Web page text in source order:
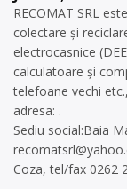
RECOMAT SRL
colectare și
electrocasnice
calculatoare și
telefoane vechi
adresa: .
Sediu social:Baia
Coza, tel/fax 0262